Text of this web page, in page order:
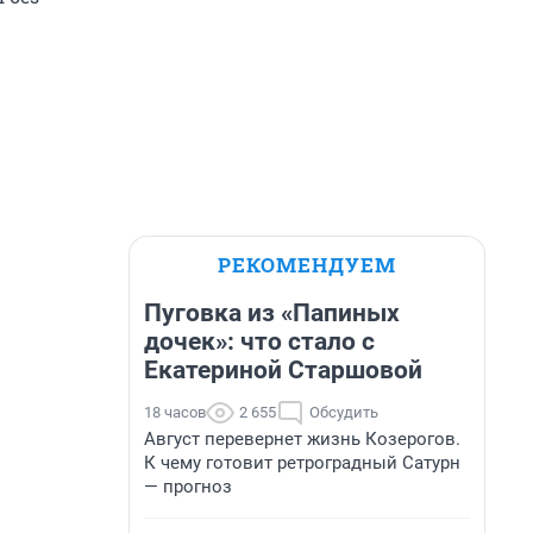
РЕКОМЕНДУЕМ
Пуговка из «Папиных
дочек»: что стало с
Екатериной Старшовой
18 часов 2 655 Обсудить
Август перевернет жизнь Козерогов.
К чему готовит ретроградный Сатурн
— прогноз